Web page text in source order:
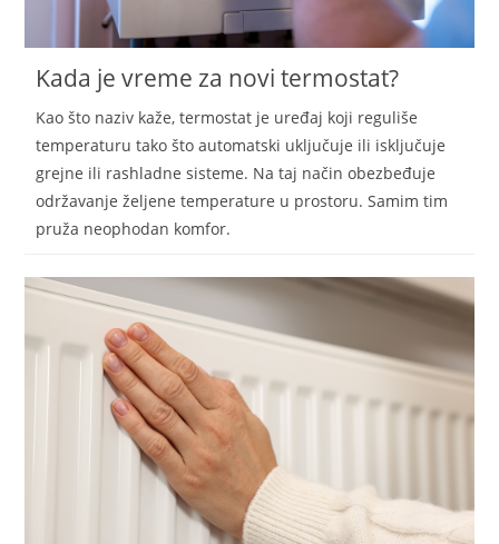
Kada je vreme za novi termostat?
Kao što naziv kaže, termostat je uređaj koji reguliše
temperaturu tako što automatski uključuje ili isključuje
grejne ili rashladne sisteme. Na taj način obezbeđuje
održavanje željene temperature u prostoru. Samim tim
pruža neophodan komfor.